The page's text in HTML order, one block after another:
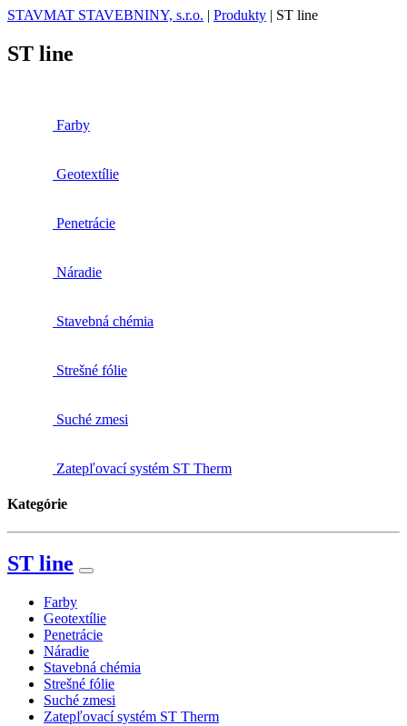
STAVMAT STAVEBNINY, s.r.o. | Produkty | ST line
ST line
Farby
Geotextílie
Penetrácie
Náradie
Stavebná chémia
Strešné fólie
Suché zmesi
Zatepľovací systém ST Therm
Kategórie
ST line
Farby
Geotextílie
Penetrácie
Náradie
Stavebná chémia
Strešné fólie
Suché zmesi
Zatepľovací systém ST Therm